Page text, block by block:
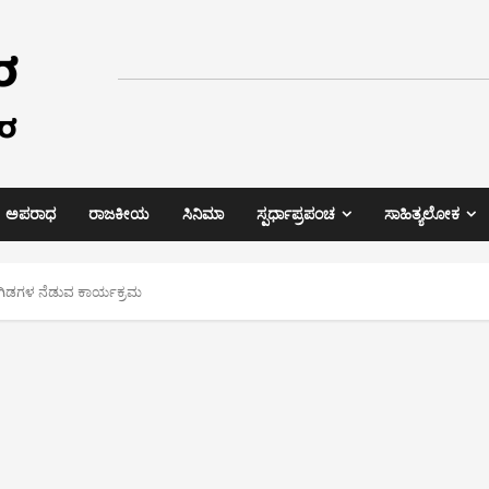
ಅಪರಾಧ ರಾಜಕೀಯ ಸಿನಿಮಾ ಸ್ಪರ್ಧಾಪ್ರಪಂಚ ಸಾಹಿತ್ಯಲೋಕ
ನೆಡುವ ಕಾರ್ಯಕ್ರಮ